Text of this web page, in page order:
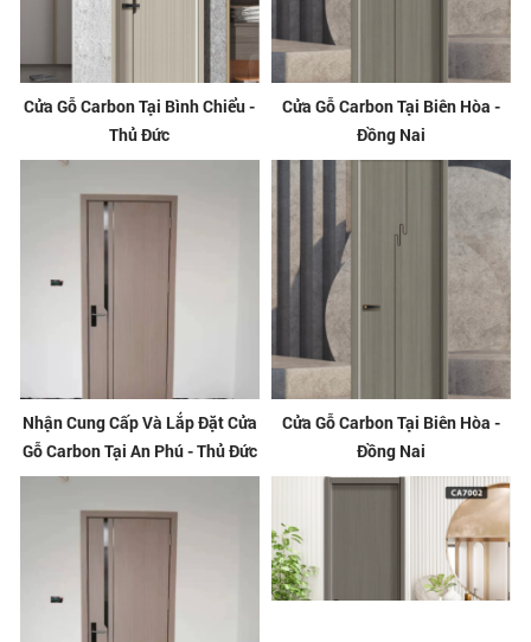
Cửa Gỗ Carbon Tại Bình Chiểu -
Thủ Đức
Cửa Gỗ Carbon Tại Biên Hòa -
Đồng Nai
Nhận Cung Cấp Và Lắp Đặt Cửa
Gỗ Carbon Tại An Phú - Thủ Đức
Cửa Gỗ Carbon Tại Biên Hòa -
Đồng Nai